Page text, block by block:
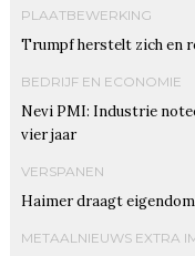
PLAATBEWERKING
Trumpf herstelt zich en
BEDRIJF EN ECONOMIE
Nevi PMI: Industrie
vier jaar
VERSPANEN
Haimer draagt
METAALNIEUWS EXTRA